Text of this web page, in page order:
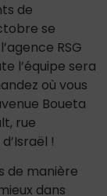
de
se
RSG
l’équipe sera
où vous
Boueta
rue
!
de manière
dans